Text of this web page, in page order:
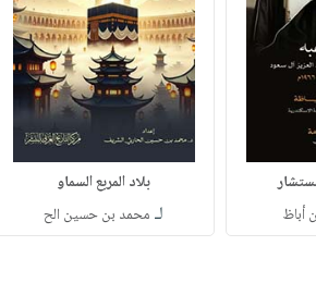
أباظ
بلاد المربع السماو
لـ محمد بن حسين الح